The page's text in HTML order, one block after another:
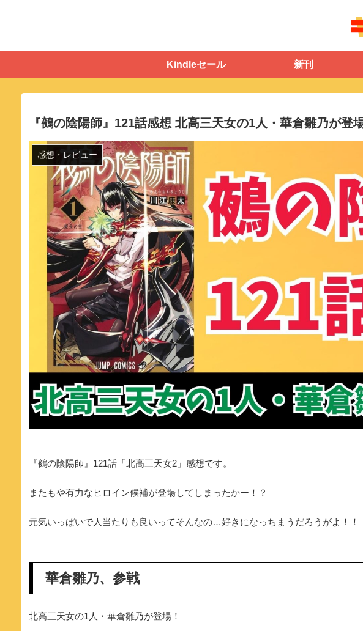
Kindleセール 新刊
『鵺の陰陽師』121話感想 北高三天女の1人・華倉雛乃が登
感想・レビュー
『鵺の陰陽師』121話「北高三天女2」感想です。
またもや有力なヒロイン候補が登場してしまったかー！？
元気いっぱいで人当たりも良いってそんなの…好きになっちまうだろうがよ！！
華倉雛乃、参戦
北高三天女の1人・華倉雛乃が登場！